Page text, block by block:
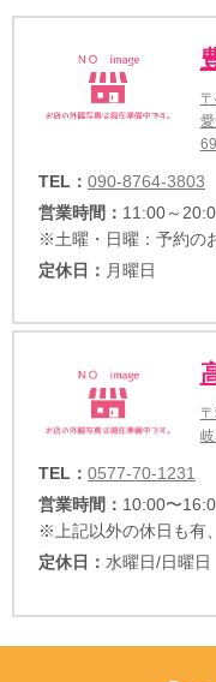
TEL： 090-8764-3803
営業時間： 11:00～
※土曜・日曜：予約の
定休日： 月曜日
TEL： 0577-70-1231
営業時間： 10:00〜
※上記以外の休日も有
定休日： 水曜日/日曜日